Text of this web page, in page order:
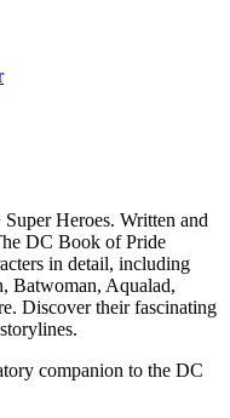
Heroes. Written and
DC Book of Pride
in detail, including
Batwoman, Aqualad,
Discover their fascinating
companion to the DC